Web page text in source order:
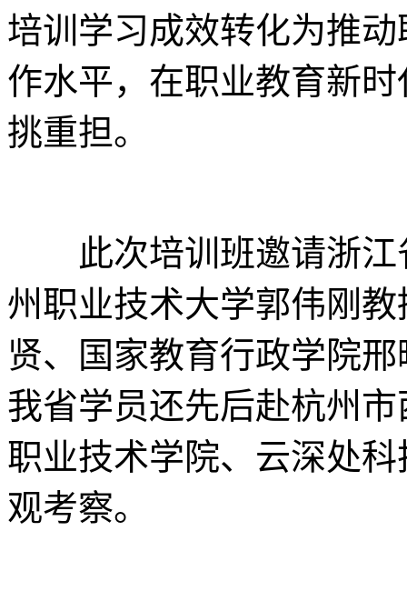
培训学习成效转化为推
作水平，在职业教育新
挑重担。
此次培训班邀请浙江
州职业技术大学郭伟刚
贤、国家教育行政学院
我省学员还先后赴杭州
职业技术学院、云深处
观考察。